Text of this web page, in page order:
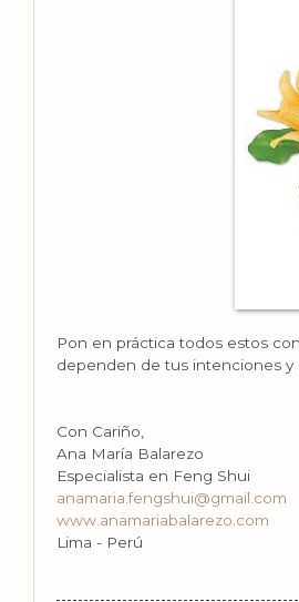
Pon en práctica todos estos
dependen de tus intenciones
Con Cariño,
Ana María Balarezo
Especialista en Feng Shui
anamaria.fengshui@gmail.com
www.anamariabalarezo.com
Lima - Perú